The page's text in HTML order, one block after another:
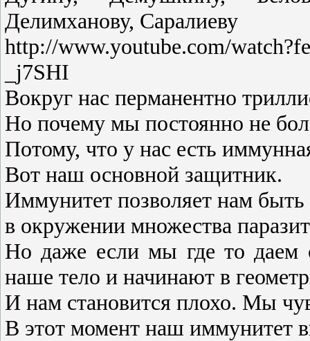
Делимханову, Саралиеву
http://www.youtube.com/
_j7SHI
Вокруг нас перманентно
Но почему мы постоянно не
Потому, что у нас есть
Вот наш основной защитник.
Иммунитет позволяет нам
в окружении множества
Но даже если мы где то даем
наше тело и начинают в
И нам становится плохо. Мы
В этот момент наш иммунитет